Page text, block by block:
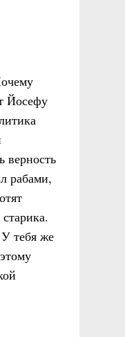
Йосефу
верность
рабами,
тебя же